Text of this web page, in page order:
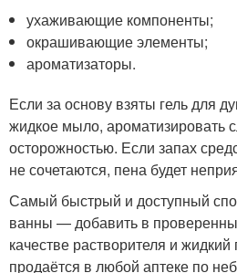
ухаживающие компоненты;
окрашивающие элементы;
ароматизаторы.
Если за основу взяты гель для
жидкое мыло, ароматизировать
осторожностью. Если запах
не сочетаются, пена будет
Самый быстрый и доступный
ванны — добавить в
качестве растворителя и
продаётся в любой аптеке по